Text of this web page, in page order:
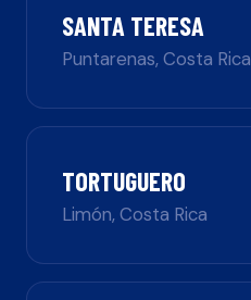
SANTA TERESA
Puntarenas,Costa Rica
TORTUGUERO
Limón,Costa Rica